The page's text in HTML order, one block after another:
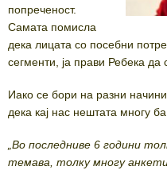
попреченост.
Самата помисла
дека лицата со посебни
сегменти, ја прави Ребека да
Иако се бори на разни
дека кај нас нештата многу
„Во последниве 6 години
темава, толку многу